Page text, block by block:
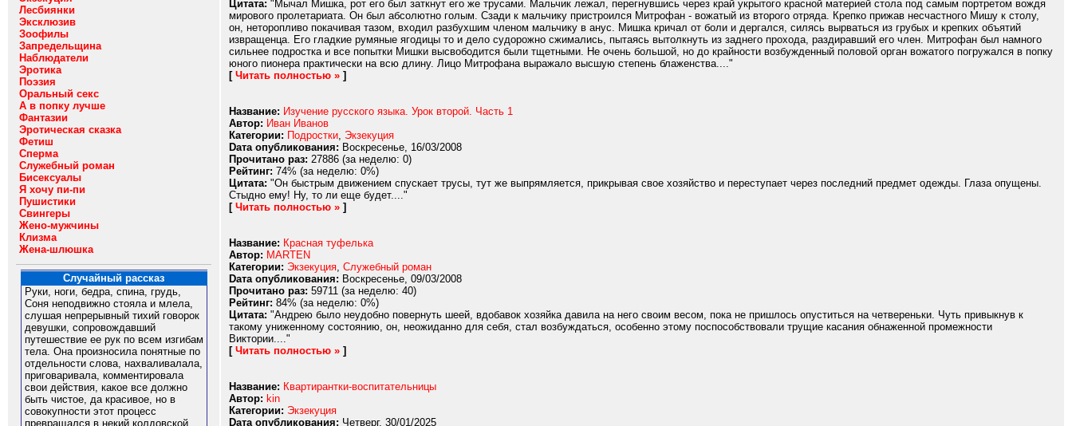
Лесбиянки
Эксклюзив
Зоофилы
Запредельщина
Наблюдатели
Эротика
Поэзия
Оральный секс
А в попку лучше
Фантазии
Эротическая сказка
Фетиш
Сперма
Служебный роман
Бисексуалы
Я хочу пи-пи
Пушистики
Свингеры
Жено-мужчины
Клизма
Жена-шлюшка
Случайный рассказ
Руки, ноги, бедра, спина, грудь,
Соня неподвижно стояла и млела,
слушая непрерывный тихий говорок
девушки, сопровождавший
путешествие ее рук по всем изгибам
тела. Она произносила понятные по
отдельности слова, нахваливалала,
приговаривала, комментировала
свои действия, какое все должно
быть чистое, да красивое, но в
совокупности этот процесс
превращался в некий колдовской
Цитата: "Мычал Мишка, рот его был заткнут его же трусами. Мальчик лежал, перегнувшись через край укрытого красной материей стола под самым портретом вождя
мирового пролетариата. Он был абсолютно голым. Сзади к мальчику пристроился Митрофан - вожатый из второго отряда. Крепко прижав несчастного Мишу к столу,
он, неторопливо покачивая тазом, входил разбухшим членом мальчику в анус. Мишка кричал от боли и дергался, силясь вырваться из грубых и крепких объятий
извращенца. Его гладкие румяные ягодицы то и дело судорожно сжимались, пытаясь вытолкнуть из заднего прохода, раздиравший его член. Митрофан был намного
сильнее подростка и все попытки Мишки высвободится были тщетными. Не очень большой, но до крайности возбужденный половой орган вожатого погружался в попку
юного пионера практически на всю длину. Лицо Митрофана выражало высшую степень блаженства...."
[ Читать полностью » ]
Название: Изучение русского языка. Урок второй. Часть 1
Автор: Иван Иванов
Категории: Подростки, Экзекуция
Dата опубликования: Воскресенье, 16/03/2008
Прочитано раз: 27886 (за неделю: 0)
Рейтинг: 74% (за неделю: 0%)
Цитата: "Он быстрым движением спускает трусы, тут же выпрямляется, прикрывая свое хозяйство и переступает через последний предмет одежды. Глаза опущены.
Стыдно ему! Ну, то ли еще будет...."
[ Читать полностью » ]
Название: Красная туфелька
Автор: MARTEN
Категории: Экзекуция, Служебный роман
Dата опубликования: Воскресенье, 09/03/2008
Прочитано раз: 59711 (за неделю: 40)
Рейтинг: 84% (за неделю: 0%)
Цитата: "Андрею было неудобно повернуть шеей, вдобавок хозяйка давила на него своим весом, пока не пришлось опуститься на четвереньки. Чуть привыкнув к
такому униженному состоянию, он, неожиданно для себя, стал возбуждаться, особенно этому поспособствовали трущие касания обнаженной промежности
Виктории...."
[ Читать полностью » ]
Название: Квартирантки-воспитательницы
Автор: kin
Категории: Экзекуция
Dата опубликования: Четверг, 30/01/2025